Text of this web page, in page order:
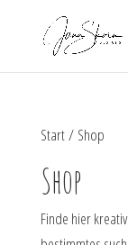
Start/ Shop
Shop
Finde hier